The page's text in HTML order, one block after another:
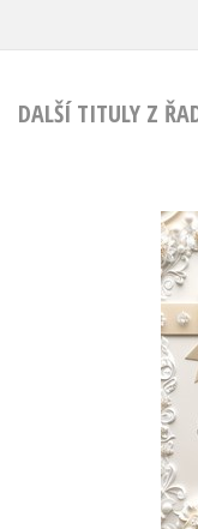
DALŠÍ TITULY Z